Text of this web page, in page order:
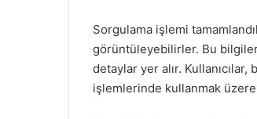
Sorgulama işlemi
görüntüleyebilirler. Bu
detaylar yer alır.
işlemlerinde kullanmak